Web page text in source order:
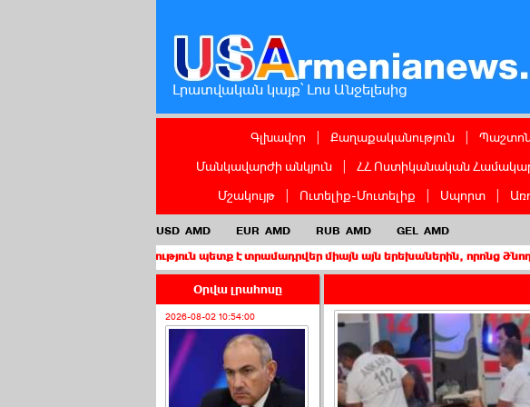
Լրատվական կայք՝ Լոս Անջելեսից
Գլխավոր Քաղաքականություն
Մանկավարժի անկյուն
ՀՀ Ոստիկանական
Մշակույթ
Ուտելիք-Մուտելիք Սպորտ
USD AMD EUR AMD RUB AMD GEL AMD
քաղաքացիություն պետք է տրամադրվեր միայն այն երեխաներին, որոնց ծնողներից
Օրվա լրահոսը
2026-08-02 10:54:00